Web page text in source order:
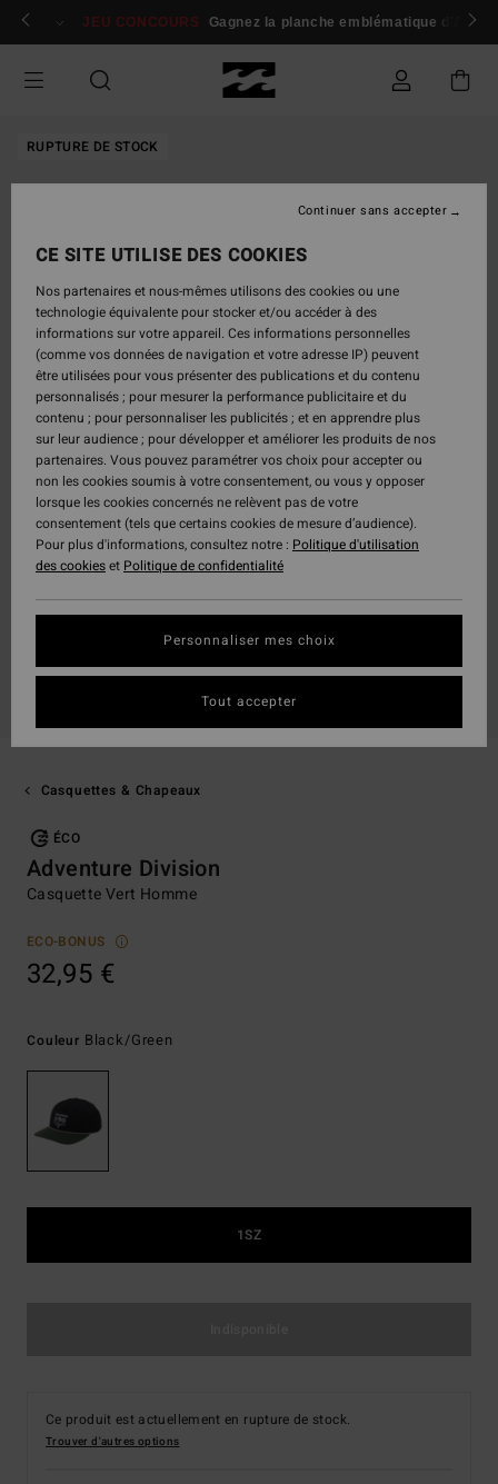
Passer
Se connecter / s'inscrire
JEU CONCOURS Gagnez la planche emblématique d'Andy
RUPTURE DE STOCK
Casquettes & Chapeaux
ÉCO
Adventure Division
Casquette Vert Homme
ECO-BONUS
32,95 €
Couleur Black/green
1SZ
Ce produit est actuellement en rupture de stock.
Trouver d'autres options
CE SITE UTILISE DES COOKIES
Nos partenaires et nous-mêmes utilisons des cookies ou une
technologie équivalente pour stocker et/ou accéder à des
informations sur votre appareil. Ces informations personnelles
(comme vos données de navigation et votre adresse IP) peuvent
être utilisées pour vous présenter des publications et du contenu
personnalisés ; pour mesurer la performance publicitaire et du
contenu ; pour personnaliser les publicités ; et en apprendre plus
sur leur audience ; pour développer et améliorer les produits de nos
partenaires. Vous pouvez paramétrer vos choix pour accepter ou
non les cookies soumis à votre consentement, ou vous y opposer
lorsque les cookies concernés ne relèvent pas de votre
consentement (tels que certains cookies de mesure d’audience).
Pour plus d'informations, consultez notre : Politique d'utilisation
des cookieset Politique de confidentialité
Personnaliser mes choix
Continuer sans accepter
Tout accepter